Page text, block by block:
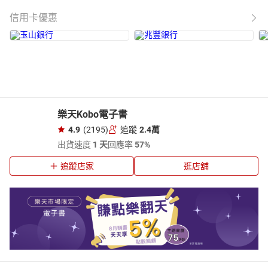
信用卡優惠
樂天Kobo電子書
4.9 (2195) 追蹤 2.4萬
出貨速度 1 天回應率57%
追蹤店家 逛店舖